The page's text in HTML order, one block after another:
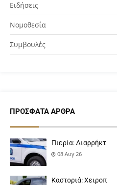
Ειδήσεις
Νομοθεσία
Συμβουλές
ΠΡΌΣΦΑΤΑ ΆΡΘΡΑ
Πιερία: Διαρρήκτ
08 Αυγ 26
Καστοριά: Χειροπ